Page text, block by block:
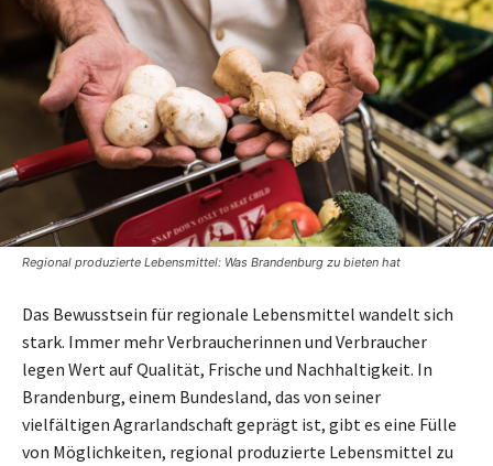
Regional produzierte Lebensmittel: Was Brandenburg zu bieten hat
Das Bewusstsein für regionale Lebensmittel wandelt sich
stark. Immer mehr Verbraucherinnen und Verbraucher
legen Wert auf Qualität, Frische und Nachhaltigkeit. In
Brandenburg, einem Bundesland, das von seiner
vielfältigen Agrarlandschaft geprägt ist, gibt es eine Fülle
von Möglichkeiten, regional produzierte Lebensmittel zu